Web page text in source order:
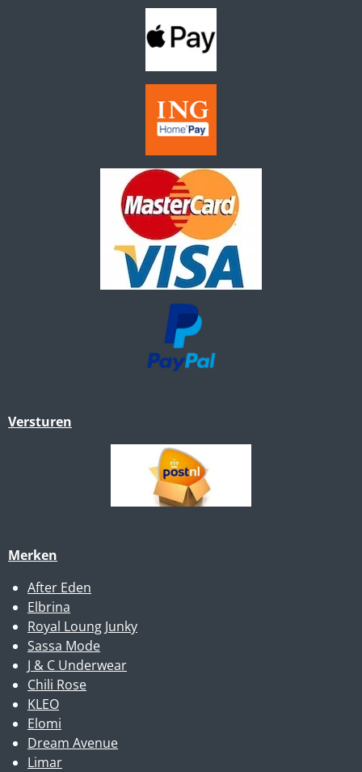
Versturen
Merken
After Eden
Elbrina
Royal Loung Junky
Sassa Mode
J & C Underwear
Chili Rose
KLEO
Elomi
Dream Avenue
Limar